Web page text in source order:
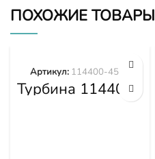
ПОХОЖИЕ ТОВАРЫ
Турбина 114400-
4577
Артикул: 114400-4577